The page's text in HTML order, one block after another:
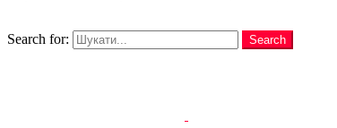
Search for:
Search